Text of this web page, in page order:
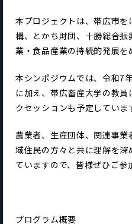
本プロジェクトは、帯広市
構、とかち財団、十勝総合
業・食品産業の持続的発展を
本シンポジウムでは、令和7
に加え、帯広畜産大学の教
クセッションも予定していま
農業者、生産団体、関連事
域住民の方々と共に理解を
ていますので、皆様ぜひご参
プログラム概要